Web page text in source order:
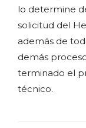
lo determine
solicitud del
además de
demás
terminado el
técnico.